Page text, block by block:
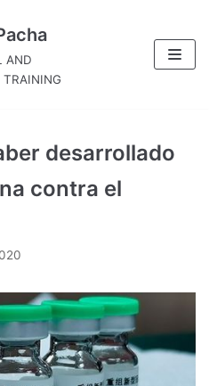
AND
TRAINING
desarrollado
contra el